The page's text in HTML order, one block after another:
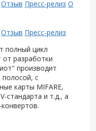
Отзыв Пресс-релиз О
Отзыв Пресс-релиз
полный цикл
от разработки
производит
полосой, с
карты MIFARE,
стандарта и т.д., а